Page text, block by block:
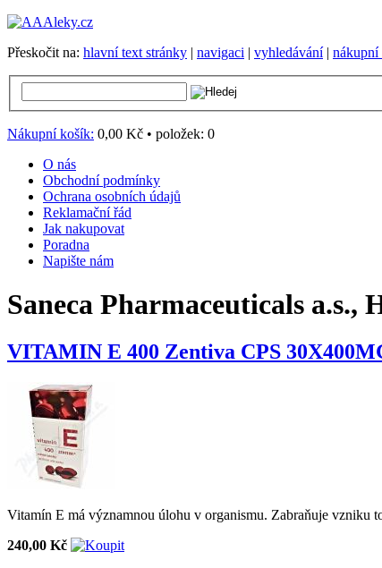
Přeskočit na: hlavní text stránky | navigaci | vyhledávání| nákupní
Nákupní košík: 0,00 Kč • položek: 0
O nás
Obchodní podmínky
Ochrana osobních údajů
Reklamační řád
Jak nakupovat
Poradna
Napište nám
Saneca Pharmaceuticals a.s.,
VITAMIN E 400 Zentiva CPS
Vitamín E má významnou úlohu v organismu. Zabraňuje vzniku
240,00 Kč